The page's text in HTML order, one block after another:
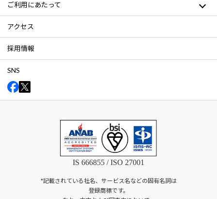
ご利用にあたって
アクセス
採用情報
SNS
IS 666855 / ISO 27001
*記載されている社名、サービス名などの固有名詞は
登録商標です。